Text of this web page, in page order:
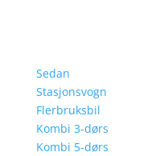
Sedan
Stasjonsvogn
Flerbruksbil
Kombi 3-dørs
Kombi 5-dørs